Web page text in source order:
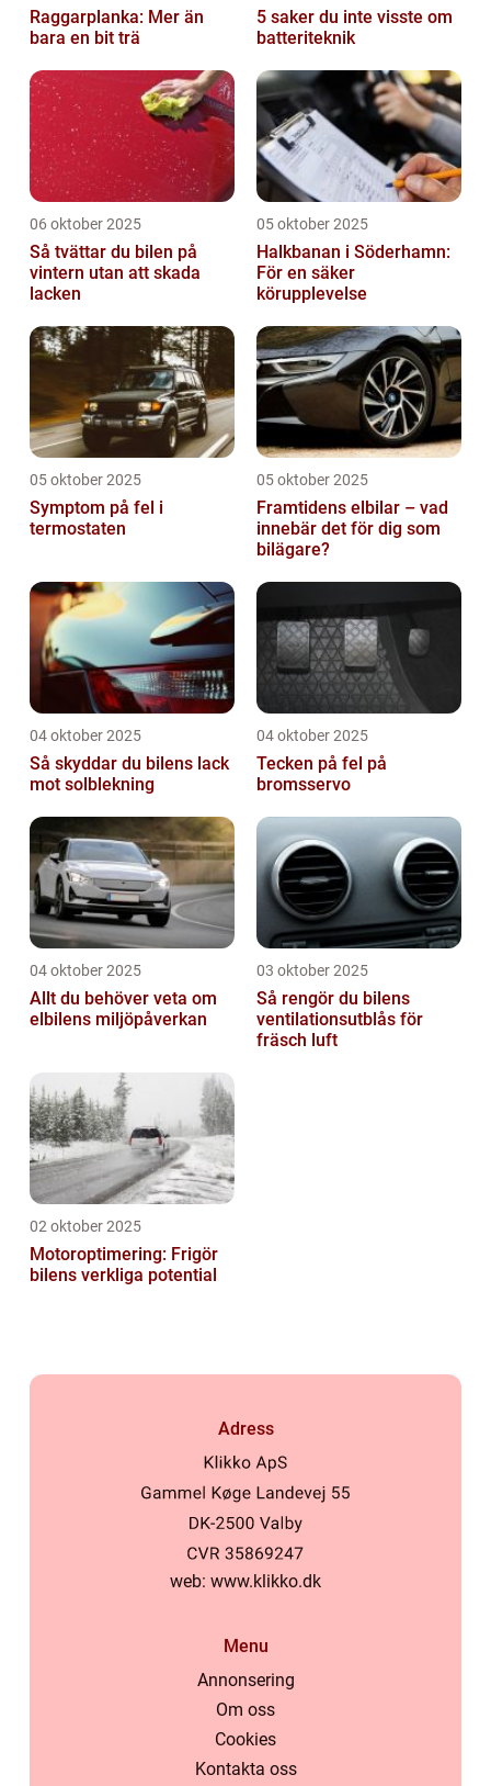
Raggarplanka: Mer än
bara en bit trä
5 saker du inte visste om
batteriteknik
06 oktober 2025
Så tvättar du bilen på
vintern utan att skada
lacken
05 oktober 2025
Halkbanan i Söderhamn:
För en säker
körupplevelse
05 oktober 2025
Symptom på fel i
termostaten
05 oktober 2025
Framtidens elbilar – vad
innebär det för dig som
bilägare?
04 oktober 2025
Så skyddar du bilens lack
mot solblekning
04 oktober 2025
Tecken på fel på
bromsservo
04 oktober 2025
Allt du behöver veta om
elbilens miljöpåverkan
03 oktober 2025
Så rengör du bilens
ventilationsutblås för
fräsch luft
02 oktober 2025
Motoroptimering: Frigör
bilens verkliga potential
Adress
web: www.klikko.dk
Menu
Annonsering
Om oss
Cookies
Kontakta oss